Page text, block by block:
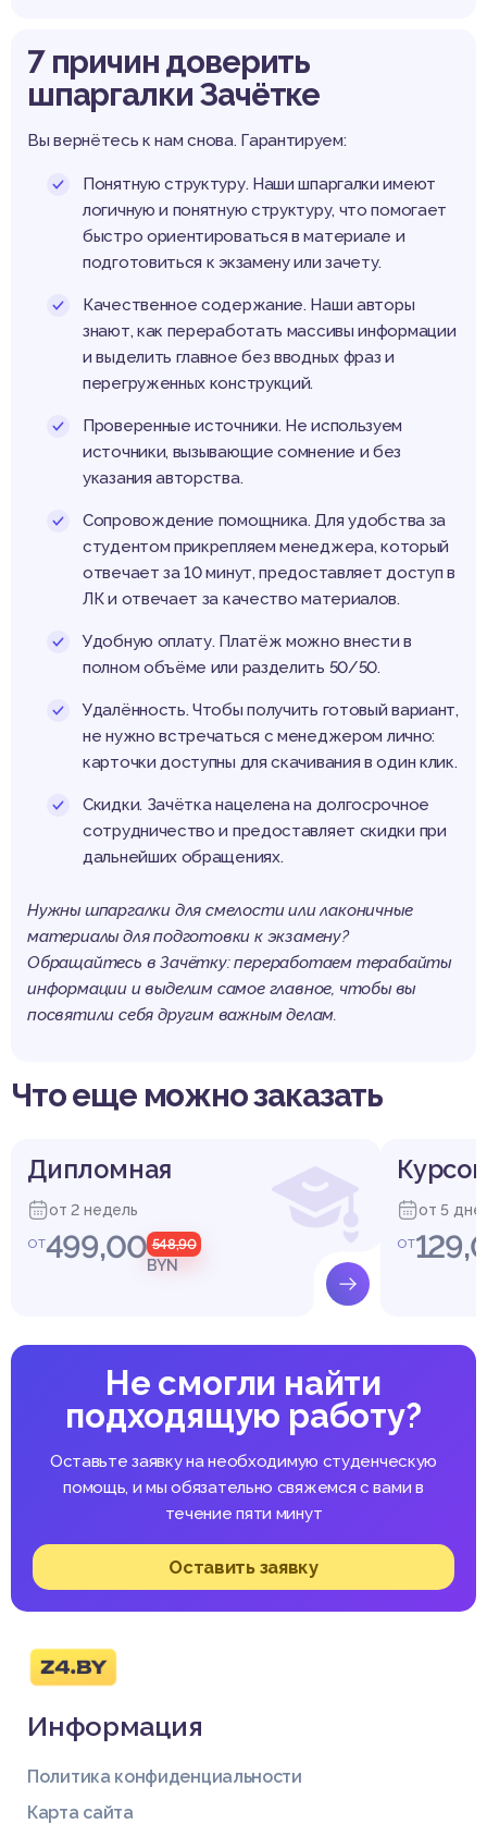
7 причин доверить
шпаргалки Зачётке
Вы вернётесь к нам снова. Гарантируем:
Понятную структуру. Наши шпаргалки имеют
логичную и понятную структуру, что помогает
быстро ориентироваться в материале и
подготовиться к экзамену или зачету.
Качественное содержание. Наши авторы
знают, как переработать массивы информации
и выделить главное без вводных фраз и
перегруженных конструкций.
Проверенные источники. Не используем
источники, вызывающие сомнение и без
указания авторства.
Сопровождение помощника. Для удобства за
студентом прикрепляем менеджера, который
отвечает за 10 минут, предоставляет доступ в
ЛК и отвечает за качество материалов.
Удобную оплату. Платёж можно внести в
полном объёме или разделить 50/50.
Удалённость. Чтобы получить готовый вариант,
не нужно встречаться с менеджером лично:
карточки доступны для скачивания в один клик.
Скидки. Зачётка нацелена на долгосрочное
сотрудничество и предоставляет скидки при
дальнейших обращениях.
Нужны шпаргалки для смелости или лаконичные
материалы для подготовки к экзамену?
Обращайтесь в Зачётку: переработаем терабайты
информации и выделим самое главное, чтобы вы
посвятили себя другим важным делам.
Что еще можно заказать
Дипломная
от 2 недель
от499,00 548,90
BYN
от 5
от
Не смогли найти
подходящую работу?
Оставьте заявку на необходимую студенческую
помощь, и мы обязательно свяжемся с вами в
течение пяти минут
Оставить заявку
Информация
Политика конфиденциальности
Карта сайта